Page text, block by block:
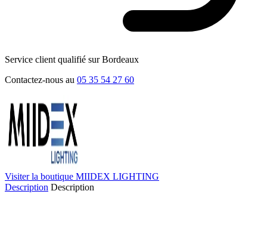
Service client qualifié sur Bordeaux
Contactez-nous au 05 35 54 27 60
Visiter la boutique MIIDEX LIGHTING
Description Description